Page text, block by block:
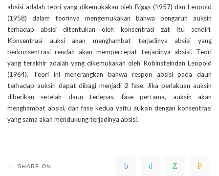
absisi adalah teori yang dikemukakan oleh Biggs (1957) dan Leopold
(1958) dalam teorinya mengemukakan bahwa pengaruh auksin
terhadap absisi ditentukan oleh konsentrasi zat itu sendiri.
Konsentrasi auksi akan menghambat terjadinya absisi yang
berkonsentrasi rendah akan mempercepat terjadinya absisi. Teori
yang terakhir adalah yang dikemukakan oleh Robinsteindan Leopold
(1964). Teori ini menerangkan bahwa respon absisi pada daun
terhadap auksin dapat dibagi menjadi 2 fase. Jika perlakuan auksin
diberikan setelah daun terlepas, fase pertama, auksin akan
menghambat absisi, dan fase kedua yaitu auksin dengan konsentrasi
yang sama akan mendukung terjadinya absisi.
SHARE ON